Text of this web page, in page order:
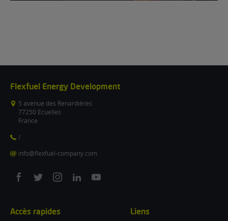
Flexfuel Energy Development
5 avenue des Renardières
77250 Ecuelles
France
/
info@flexfuel-company.com
On
On
On
On
On
Accès rapides Liens